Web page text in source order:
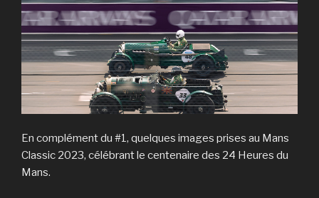
En complément du #1, quelques images prises au Mans
Classic 2023, célébrant le centenaire des 24 Heures du
Mans.